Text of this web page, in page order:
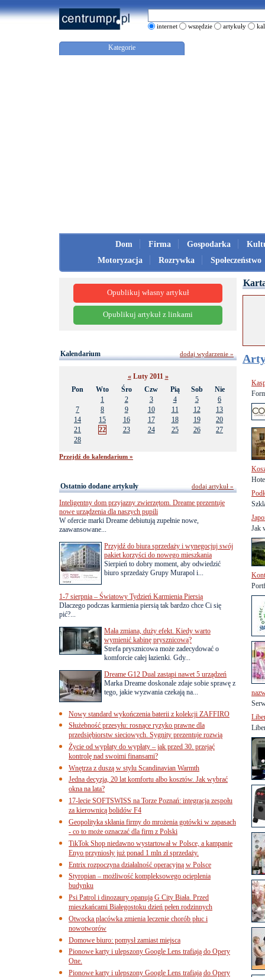
internet wszędzie artykuły
Kategorie
Dom Firma Gospodarka
Motoryzacja
Rozrywka Społeczeństwo
Jak
Opublikuj własny artykuł
Opublikuj artykuł z linkami
Kalendarium
«Luty 2011 »
Pon
Wto Śro Czw Pią Sob
Nie
1
2 3 4 5
6
7
8 9 10 11 12
13
14
15 16 17 18 19
20
21
22 23 24 25 26
27
28
Przejdź do kalendarium »
dodaj wydarzenie »
Ostatnio dodane artykuły
Inteligentny dom przyjazny zwierzętom. Dreame prezentuje
nowe urządzenia dla naszych pupili
W ofercie marki Dreame debiutują zupełnie nowe,
zaawansowane...
Przyjdź do biura sprzedaży i wynegocjuj swój
pakiet korzyści do nowego mieszkania
Sierpień to dobry moment, aby odwiedzić
biuro sprzedaży Grupy Murapol i...
1-7 sierpnia – Światowy Tydzień Karmienia Piersią
Dlaczego podczas karmienia piersią tak bardzo chce Ci się
pić?...
Mała zmiana, duży efekt. Kiedy warto
wymienić kabinę prysznicową?
Strefa prysznicowa może zadecydować o
komforcie całej łazienki. Gdy...
Dreame G12 Dual zastąpi nawet 5 urządzeń
Marka Dreame doskonale zdaje sobie sprawę z
tego, jakie wyzwania czekają na...
Nowy standard wykończenia baterii z kolekcji ZAFFIRO
Służebność przesyłu: rosnące ryzyko prawne dla
przedsiębiorstw sieciowych. Sygnity prezentuje rozwią
Życie od wypłaty do wypłaty – jak przed 30. przejąć
kontrolę nad swoimi finansami?
Wnętrza z duszą w stylu Scandinavian Warmth
Jedna decyzja, 20 lat komfortu albo kosztów. Jak wybrać
okna na lata?
17-lecie SOFTSWISS na Torze Poznań: integracja zespołu
za kierownicą bolidów F4
Geopolityka skłania firmy do mrożenia gotówki w zapasach
- co to może oznaczać dla firm z Polski
TikTok Shop niedawno wystartował w Polsce, a kampanie
Enyo przyniosły już ponad 1 mln zł sprzedaży.
Entrix rozpoczyna działalność operacyjną w Polsce
Styropian – możliwość kompleksowego ocieplenia
budynku
Psi Patrol i dinozaury opanują G City Biała. Przed
mieszkańcami Białegostoku dzień pełen rodzinnych
Otwocka placówka zmienia leczenie chorób płuc i
nowotworów
Domowe biuro: pomysł zamiast miejsca
Pionowe karty i ulepszony Google Lens trafiają do Opery
One.
Pionowe karty i ulepszony Google Lens trafiają do Opery
dodaj artykuł »